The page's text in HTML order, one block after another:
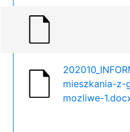
mieszkania-
mozliwe-